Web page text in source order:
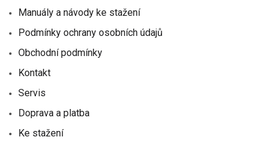
Manuály a návody ke stažení
Podmínky ochrany osobních údajů
Obchodní podmínky
Kontakt
Servis
Doprava a platba
Ke stažení